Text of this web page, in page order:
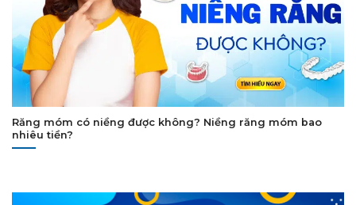
Răng móm có niềng được không? Niềng răng móm bao
nhiêu tiền?